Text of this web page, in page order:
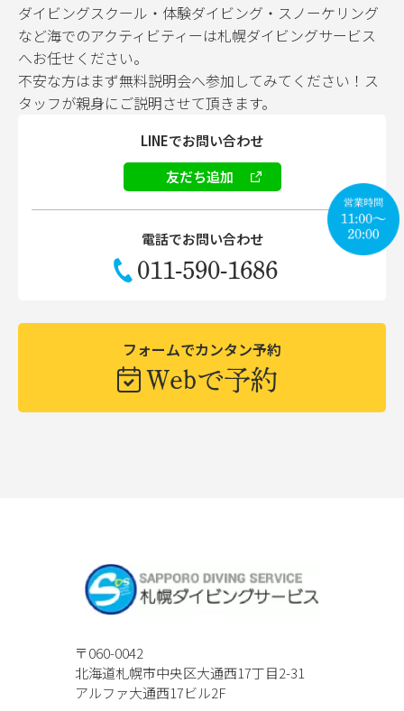
ダイビングスクール・体験ダイビング・スノーケリング
など海でのアクティビティーは札幌ダイビングサービス
へお任せください。
不安な方はまず無料説明会へ参加してみてください！ス
タッフが親身にご説明させて頂きます。
LINEでお問い合わせ
友だち追加
電話でお問い合わせ
011-590-1686
フォームでカンタン予約
Webで予約
〒060-0042
北海道札幌市中央区大通西17丁目2-31
アルファ大通西17ビル2F